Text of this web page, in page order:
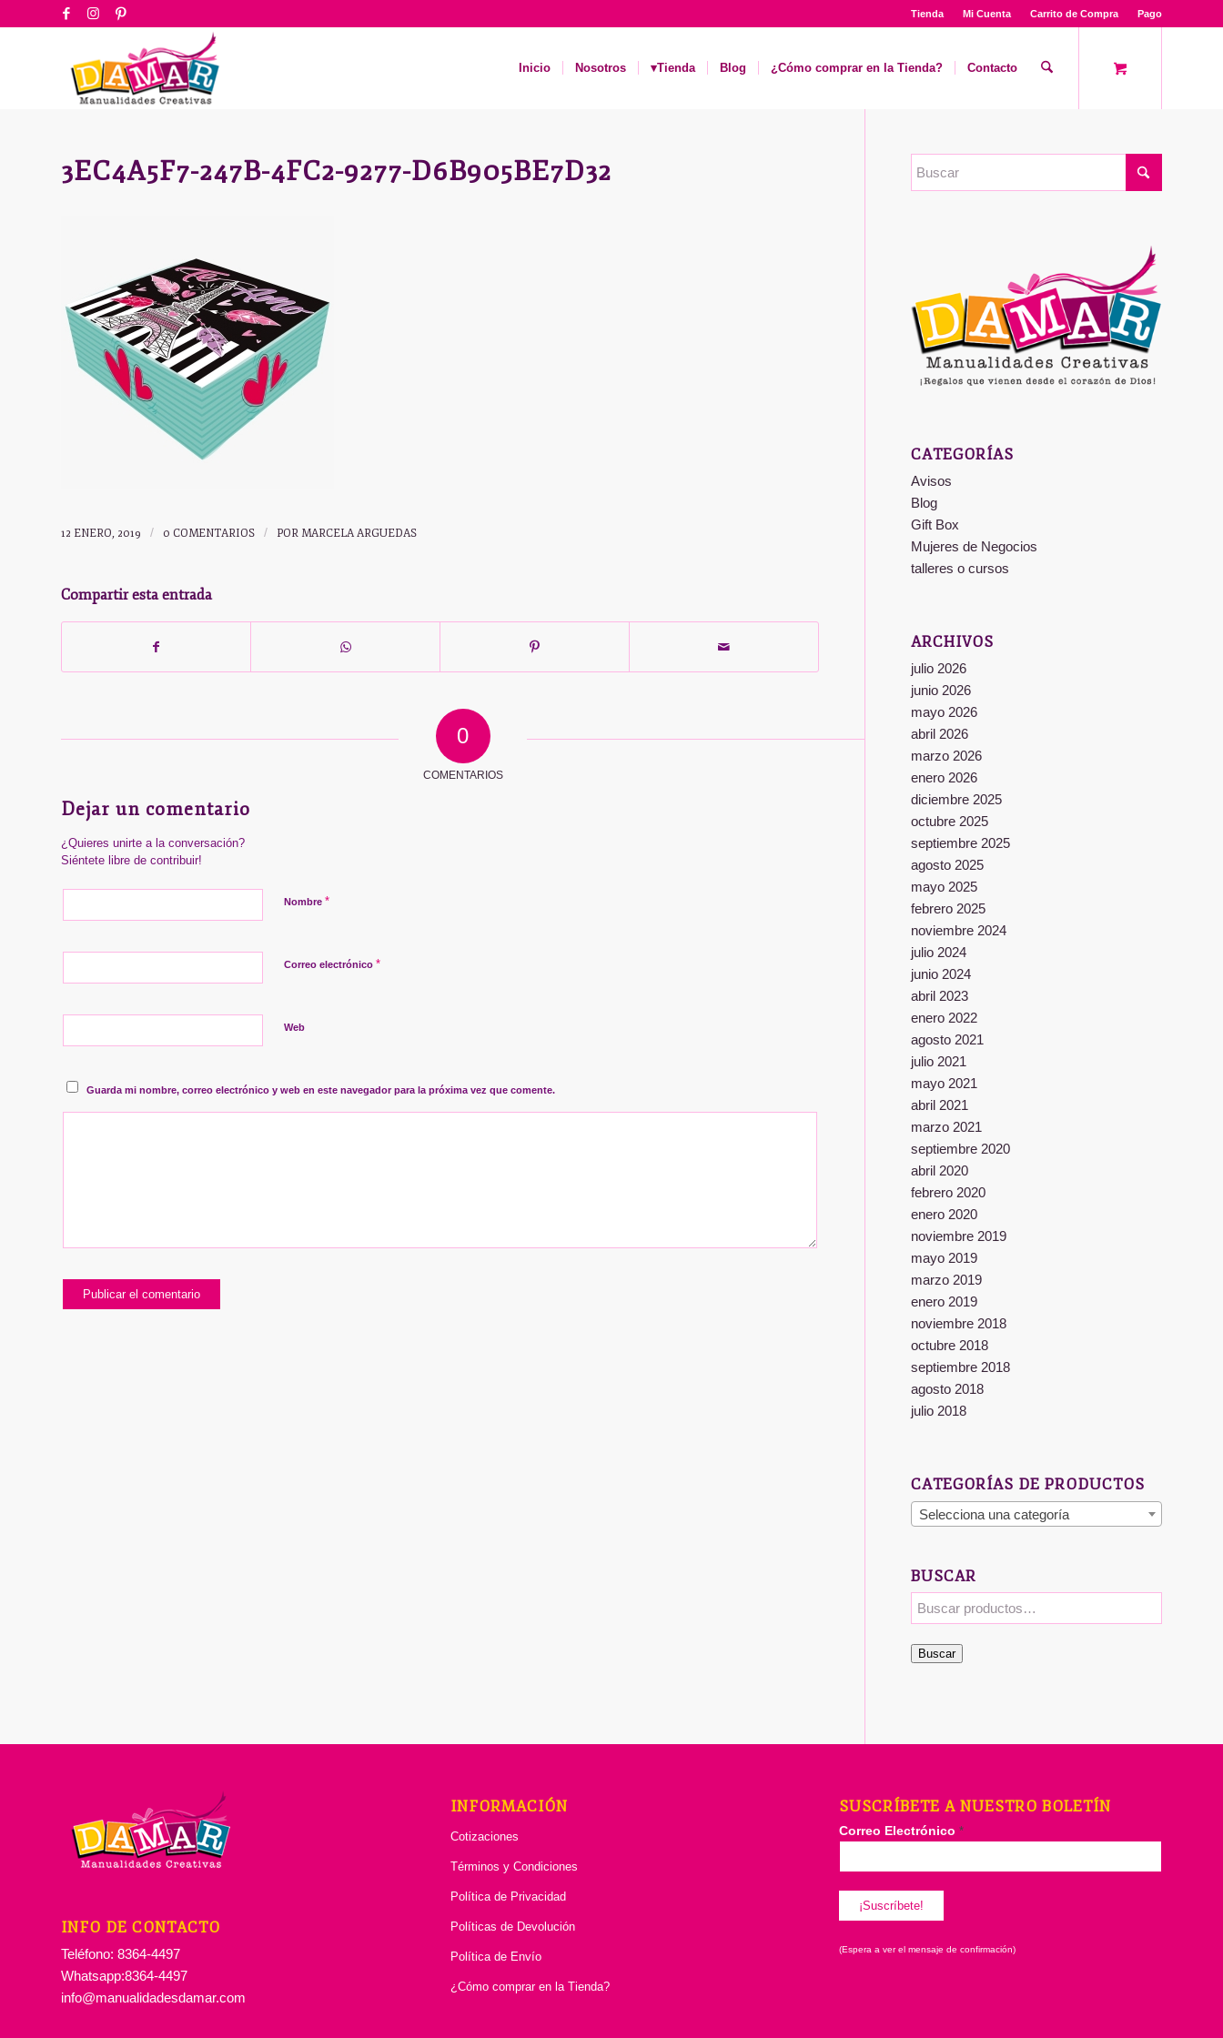
Tienda Mi Cuenta Carrito de Compra Pago
Inicio Nosotros ▾Tienda Blog ¿Cómo comprar en la Tienda? Contacto
3EC4A5F7-247B-4FC2-9277-D6B905BE7D32
12 ENERO, 2019 / 0 COMENTARIOS / POR MARCELA ARGUEDAS
Compartir esta entrada
0
COMENTARIOS
Dejar un comentario
¿Quieres unirte a la conversación?
Siéntete libre de contribuir!
Nombre *
Correo electrónico *
Web
Guarda mi nombre, correo electrónico y web en este navegador para la próxima vez que comente.
CATEGORÍAS
Avisos
Blog
Gift Box
Mujeres de Negocios
talleres o cursos
ARCHIVOS
julio 2026
junio 2026
mayo 2026
abril 2026
marzo 2026
enero 2026
diciembre 2025
octubre 2025
septiembre 2025
agosto 2025
mayo 2025
febrero 2025
noviembre 2024
julio 2024
junio 2024
abril 2023
enero 2022
agosto 2021
julio 2021
mayo 2021
abril 2021
marzo 2021
septiembre 2020
abril 2020
febrero 2020
enero 2020
noviembre 2019
mayo 2019
marzo 2019
enero 2019
noviembre 2018
octubre 2018
septiembre 2018
agosto 2018
julio 2018
CATEGORÍAS DE PRODUCTOS
Selecciona una categoría
BUSCAR
Buscar
INFO DE CONTACTO
Teléfono: 8364-4497
Whatsapp:8364-4497
info@manualidadesdamar.com
INFORMACIÓN
Cotizaciones
Términos y Condiciones
Política de Privacidad
Políticas de Devolución
Política de Envío
¿Cómo comprar en la Tienda?
SUSCRÍBETE A NUESTRO BOLETÍN
Correo Electrónico*
(Espera a ver el mensaje de confirmación)